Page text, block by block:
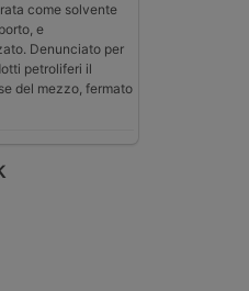
come solvente
e
Denunciato per
petroliferi il
del mezzo, fermato